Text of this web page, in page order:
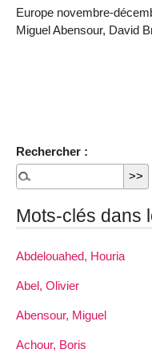
Europe novembre-
Miguel Abensour, David
Rechercher :
Mots-clés dans
Abdelouahed, Houria
Abel, Olivier
Abensour, Miguel
Achour, Boris